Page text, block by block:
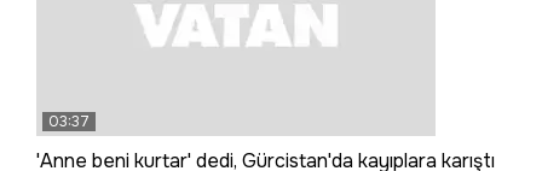
03:37
'Anne beni kurtar' dedi, Gürcistan'da kayıplara karıştı